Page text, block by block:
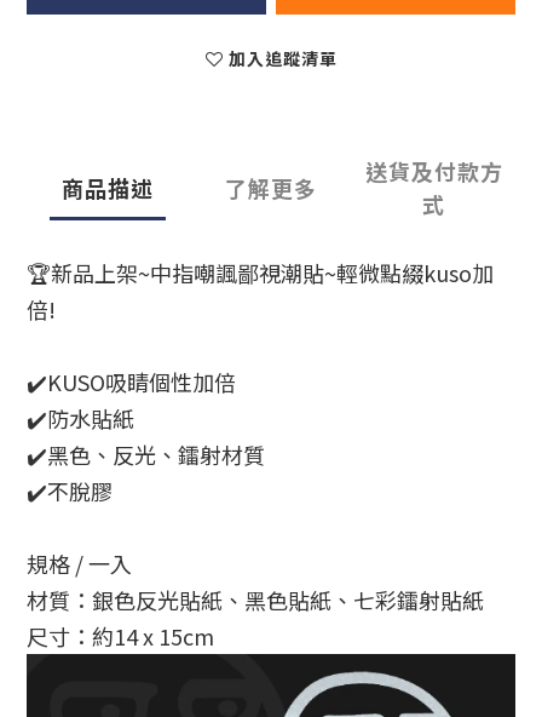
加入追蹤清單
商品描述 了解更多
送貨及付款方
式
🏆新品上架~中指嘲諷鄙視潮貼~輕微點綴kuso加
倍!
✔️KUSO吸睛個性加倍
✔️防水貼紙
✔️黑色、反光、鐳射材質
✔️不脫膠
規格 / 一入
材質：銀色反光貼紙、黑色貼紙、七彩鐳射貼紙
尺寸：約14 x 15cm